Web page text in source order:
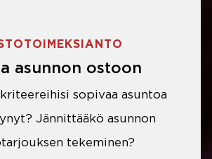
asunnon ostoon
sopivaa asuntoa
Jännittääkö asunnon
tekeminen?